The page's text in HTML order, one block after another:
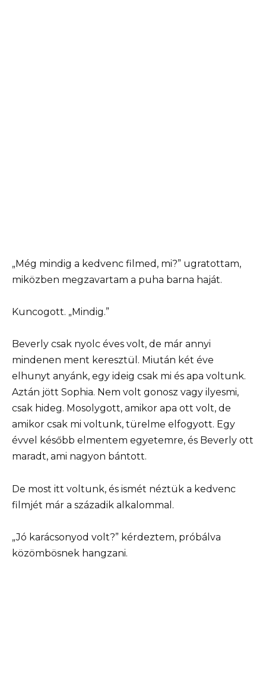
„Még mindig a kedvenc filmed, mi?” ugratottam,
miközben megzavartam a puha barna haját.
Kuncogott. „Mindig.”
Beverly csak nyolc éves volt, de már annyi
mindenen ment keresztül. Miután két éve
elhunyt anyánk, egy ideig csak mi és apa voltunk.
Aztán jött Sophia. Nem volt gonosz vagy ilyesmi,
csak hideg. Mosolygott, amikor apa ott volt, de
amikor csak mi voltunk, türelme elfogyott. Egy
évvel később elmentem egyetemre, és Beverly ott
maradt, ami nagyon bántott.
De most itt voltunk, és ismét néztük a kedvenc
filmjét már a századik alkalommal.
„Jó karácsonyod volt?” kérdeztem, próbálva
közömbösnek hangzani.